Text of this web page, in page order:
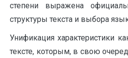
степени выражена
структуры текста и выбора
Унификация характеристики
тексте, которым, в свою